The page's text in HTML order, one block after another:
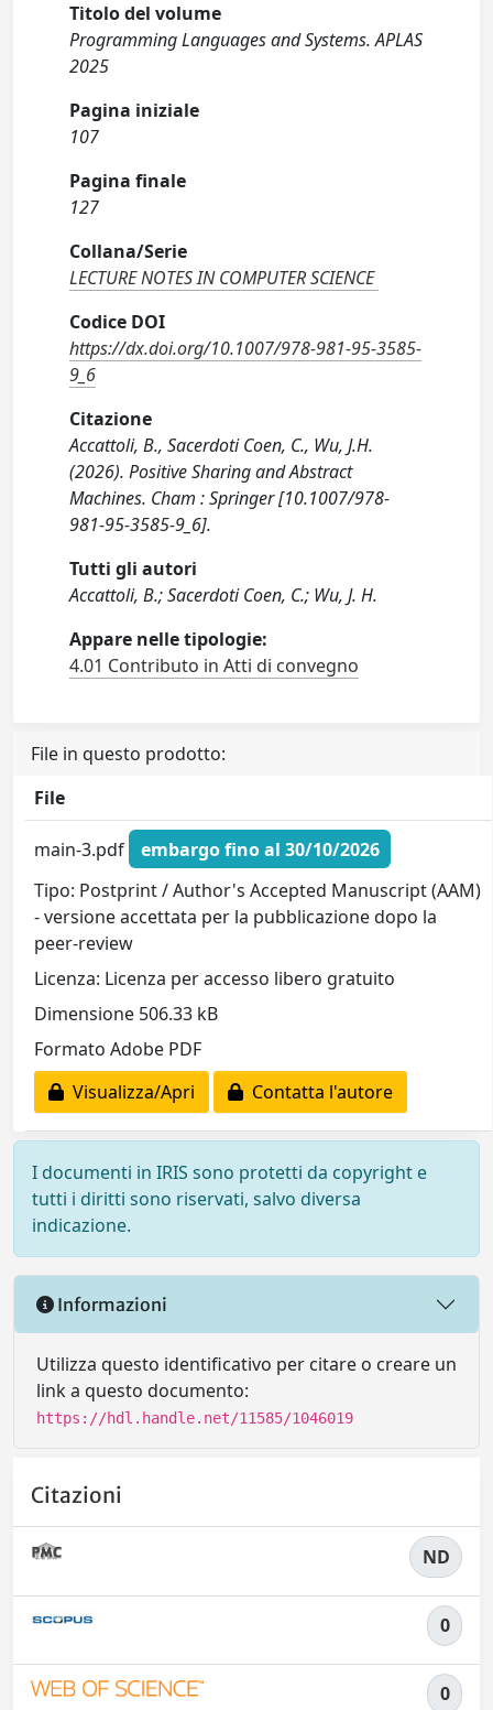
Titolo del volume
Programming Languages and Systems. APLAS
2025
Pagina iniziale
107
Pagina finale
127
Collana/Serie
LECTURE NOTES IN COMPUTER SCIENCE
Codice DOI
https://dx.doi.org/10.1007/978-981-95-3585-
9_6
Citazione
Accattoli, B., Sacerdoti Coen, C., Wu, J.H.
(2026). Positive Sharing and Abstract
Machines. Cham : Springer [10.1007/978-
981-95-3585-9_6].
Tutti gli autori
Accattoli, B.; Sacerdoti Coen, C.; Wu, J. H.
Appare nelle tipologie:
4.01 Contributo in Atti di convegno
File in questo prodotto:
File
main-3.pdf
embargo fino al 30/10/2026
Tipo: Postprint / Author's Accepted Manuscript (AAM)
- versione accettata per la pubblicazione dopo la
peer-review
Licenza: Licenza per accesso libero gratuito
Dimensione 506.33 kB
Formato Adobe PDF
Visualizza/Apri
Contatta l'autore
I documenti in IRIS sono protetti da copyright e
tutti i diritti sono riservati, salvo diversa
indicazione.
Informazioni
Utilizza questo identificativo per citare o creare un
link a questo documento:
https://hdl.handle.net/11585/1046019
Citazioni
ND
0
0